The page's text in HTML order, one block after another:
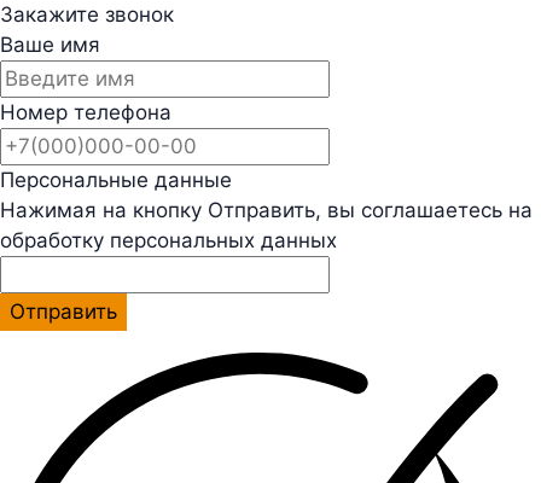
Закажите звонок
Ваше имя
Номер телефона
Персональные данные
Нажимая на кнопку Отправить, вы соглашаетесь на
обработку персональных данных
Отправить